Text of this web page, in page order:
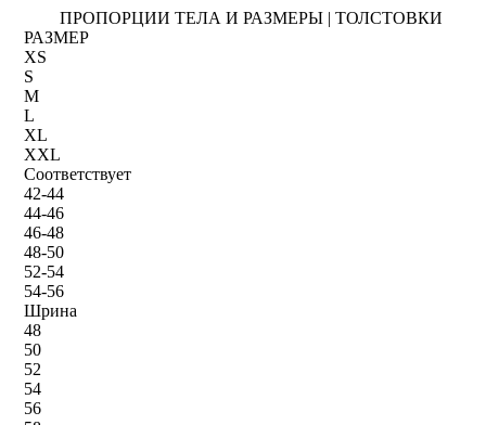
ПРОПОРЦИИ ТЕЛА И РАЗМЕРЫ | ТОЛСТОВКИ
РАЗМЕР
XS
S
M
L
XL
XXL
Соответствует
42-44
44-46
46-48
48-50
52-54
54-56
Шрина
48
50
52
54
56